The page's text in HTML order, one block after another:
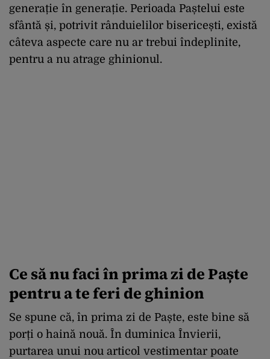
generație în generație. Perioada Paștelui este
sfântă și, potrivit rânduielilor bisericești, există
câteva aspecte care nu ar trebui îndeplinite,
pentru a nu atrage ghinionul.
Ce să nu faci în prima zi de Paște
pentru a te feri de ghinion
Se spune că, în prima zi de Paște, este bine să
porți o haină nouă. În duminica Învierii,
purtarea unui nou articol vestimentar poate